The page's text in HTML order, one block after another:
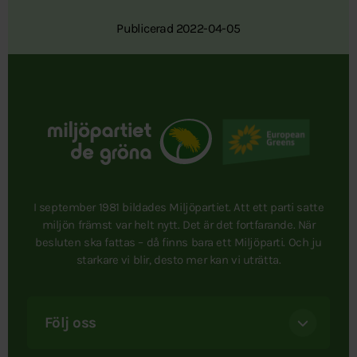
Publicerad 2022-04-05
I september 1981 bildades Miljöpartiet. Att ett parti satte
miljön främst var helt nytt. Det är det fortfarande. När
besluten ska fattas – då finns bara ett Miljöparti. Och ju
starkare vi blir, desto mer kan vi uträtta.
Följ oss